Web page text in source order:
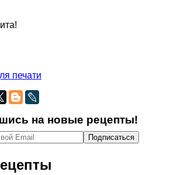
на новые рецепты!